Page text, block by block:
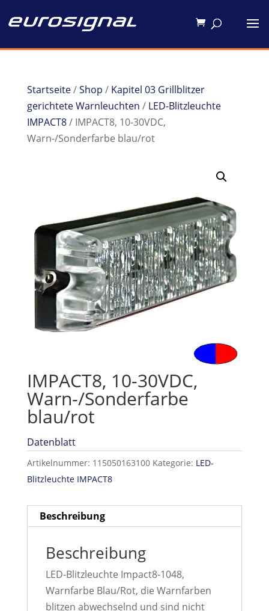
Startseite/Shop / Kapitel 03 Grillblitzer
gerichtete Warnleuchten / LED-Blitzleuchte
IMPACT8/ IMPACT8, 10-30VDC,
Warn-/Sonderfarbe blau/rot
IMPACT8, 10-30VDC,
Warn-/Sonderfarbe
blau/rot
Datenblatt
Artikelnummer: 115050163100 Kategorie: LED-
Blitzleuchte IMPACT8
Beschreibung
Beschreibung
LED-Blitzleuchte Impact8-1048,
Warnfarbe Blau/Rot, die Warnfarben
blitzen abwechselnd und sind nicht